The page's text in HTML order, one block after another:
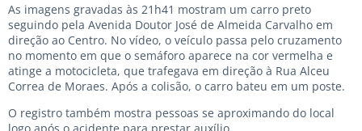
As imagens gravadas às 21h41 mostram um carro preto
seguindo pela Avenida Doutor José de Almeida Carvalho em
direção ao Centro. No vídeo, o veículo passa pelo cruzamento
no momento em que o semáforo aparece na cor vermelha e
atinge a motocicleta, que trafegava em direção à Rua Alceu
Correa de Moraes. Após a colisão, o carro bateu em um poste.
O registro também mostra pessoas se aproximando do local